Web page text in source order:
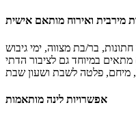
מירבית ואירוח מותאם אישית
בר/בת מצווה, ימי גיבוש
במיוחד גם לציבור הדתי
אפשרויות לינה מותאמות